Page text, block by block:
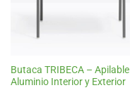
Butaca TRIBECA – Apilable
Aluminio Interior y Exterior